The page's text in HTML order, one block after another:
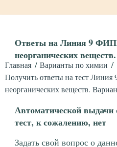
Ответы на Линия 9
неорганических
Главная
Варианты по химии
Получить ответы на тест
неорганических веществ.
Автоматической выдачи
тест, к сожалению, нет
Задать свой вопрос о